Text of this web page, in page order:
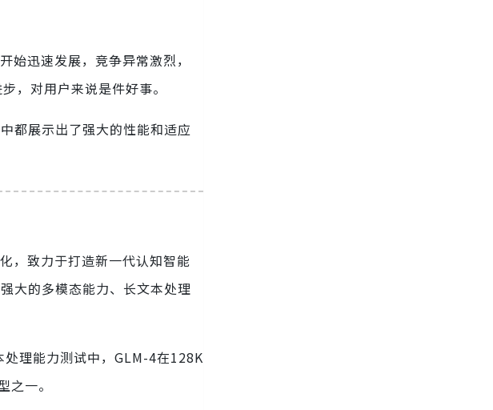
始迅速发展，竞争异常激烈，
，对用户来说是件好事。
都展示出了强大的性能和适应
，致力于打造新一代认知智能
大的多模态能力、长文本处理
理能力测试中，GLM-4在128K
之一。